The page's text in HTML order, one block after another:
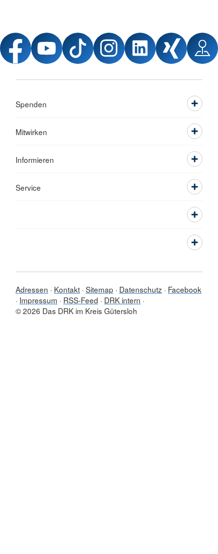
Spenden
Mitwirken
Informieren
Service
Adressen Kontakt Sitemap Datenschutz
Facebook
Impressum
RSS-Feed
DRK intern
© 2026 Das DRK im Kreis Gütersloh